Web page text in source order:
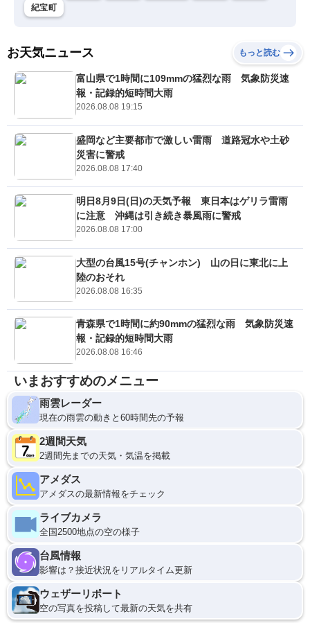
紀宝町
お天気ニュース もっと読む
富山県で1時間に109mmの猛烈な雨 気象防災速
報・記録的短時間大雨
2026.08.08 19:15
盛岡など主要都市で激しい雷雨 道路冠水や土砂
災害に警戒
2026.08.08 17:40
明日8月9日(日)の天気予報 東日本はゲリラ雷雨
に注意 沖縄は引き続き暴風雨に警戒
2026.08.08 17:00
大型の台風15号(チャンホン) 山の日に東北に上
陸のおそれ
2026.08.08 16:35
青森県で1時間に約90mmの猛烈な雨 気象防災速
報・記録的短時間大雨
2026.08.08 16:46
いまおすすめのメニュー
雨雲レーダー
現在の雨雲の動きと60時間先の予報
2週間天気
2週間先までの天気・気温を掲載
アメダス
アメダスの最新情報をチェック
ライブカメラ
全国2500地点の空の様子
台風情報
影響は？接近状況をリアルタイム更新
ウェザーリポート
空の写真を投稿して最新の天気を共有